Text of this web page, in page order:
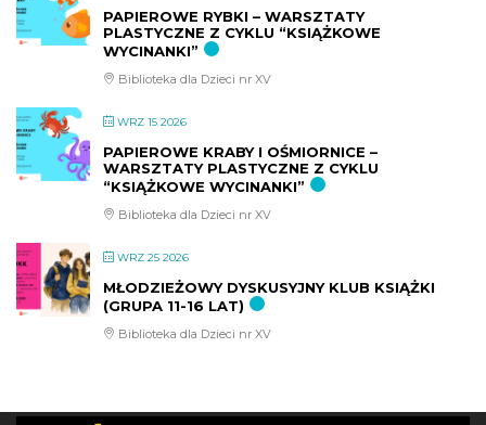
PAPIEROWE RYBKI – WARSZTATY
PLASTYCZNE Z CYKLU “KSIĄŻKOWE
WYCINANKI”
Biblioteka dla Dzieci nr XV
WRZ 15 2026
PAPIEROWE KRABY I OŚMIORNICE –
WARSZTATY PLASTYCZNE Z CYKLU
“KSIĄŻKOWE WYCINANKI”
Biblioteka dla Dzieci nr XV
WRZ 25 2026
MŁODZIEŻOWY DYSKUSYJNY KLUB KSIĄŻKI
(GRUPA 11-16 LAT)
Biblioteka dla Dzieci nr XV